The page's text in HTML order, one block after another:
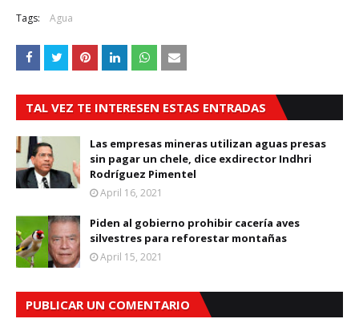
Tags: Agua
TAL VEZ TE INTERESEN ESTAS ENTRADAS
Las empresas mineras utilizan aguas presas
sin pagar un chele, dice exdirector Indhri
Rodríguez Pimentel
April 16, 2021
Piden al gobierno prohibir cacería aves
silvestres para reforestar montañas
April 15, 2021
PUBLICAR UN COMENTARIO